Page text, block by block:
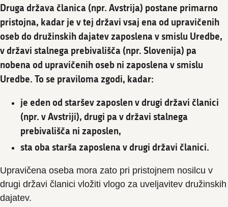
Druga država članica (npr. Avstrija) postane primarno
pristojna, kadar je v tej državi vsaj ena od upravičenih
oseb do družinskih dajatev zaposlena v smislu Uredbe,
v državi stalnega prebivališča (npr. Slovenija) pa
nobena od upravičenih oseb ni zaposlena v smislu
Uredbe. To se praviloma zgodi, kadar:
je eden od staršev zaposlen v drugi državi članici
(npr. v Avstriji), drugi pa v državi stalnega
prebivališča ni zaposlen,
sta oba starša zaposlena v drugi državi članici.
Upravičena oseba mora zato pri pristojnem nosilcu v
drugi državi članici vložiti vlogo za uveljavitev družinskih
dajatev.